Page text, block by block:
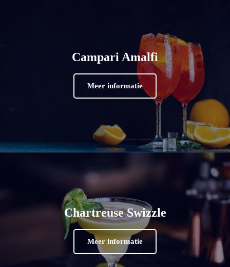
Campari Amalfi
Meer informatie
Chartreuse Swizzle
Meer informatie